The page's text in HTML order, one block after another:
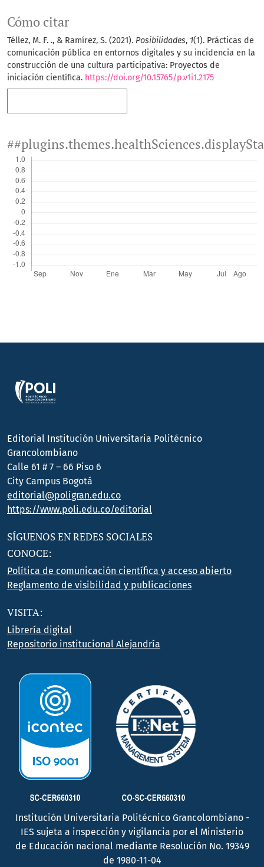
Cómo citar
Téllez, M. F. ., & Ramírez, S. (2021). Posibilidades, 1(1). Prácticas de
comunicación pública en entornos digitales y su incidencia en la
construcción de una cultura participativa: Proyectos de
iniciación científica. https://doi.org/10.15765/p.v1i1.2175
Editorial Institución Universitaria Politécnico
Grancolombiano
Calle 61 # 7 – 66 Piso 6
City Campus Bogotá
editorial@poligran.edu.co
https://www.poli.edu.co/editorial
SÍGUENOS EN REDES SOCIALES
CONOCE:
Política de comunicación científica y acceso abierto
Reglamento de visibilidad y publicaciones
VISITA:
Librería digital
Repositorio institucional Alejandría
Institución Universitaria Politécnico Grancolombiano -
IES sujeta a inspección y vigilancia por el Ministerio
de Educación nacional mediante Resolución No. 19349
de 1980-11-04